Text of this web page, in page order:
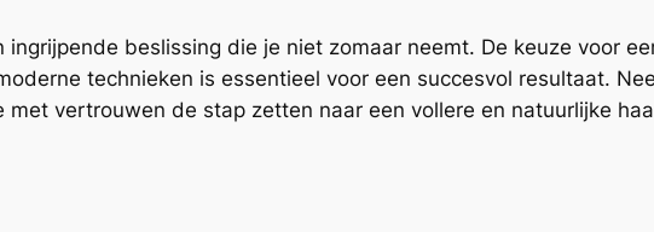
ingrijpende beslissing die je niet zomaar neemt. De keuze voor
technieken is essentieel voor een succesvol resultaat.
met vertrouwen de stap zetten naar een vollere en natuurlijke